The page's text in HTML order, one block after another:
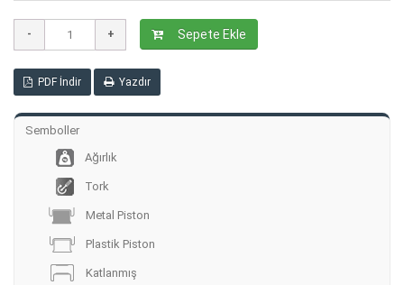
Sepete Ekle
PDF İndir Yazdır
Semboller
Ağırlık
Tork
Metal Piston
Plastik Piston
Katlanmış